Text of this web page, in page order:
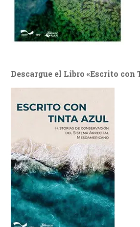
Descargue el Libro «Escrito con